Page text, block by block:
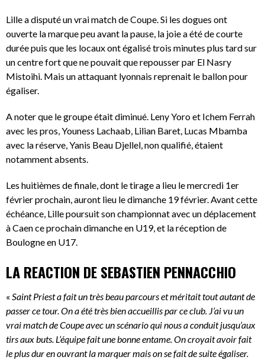
Lille a disputé un vrai match de Coupe. Si les dogues ont
ouverte la marque peu avant la pause, la joie a été de courte
durée puis que les locaux ont égalisé trois minutes plus tard sur
un centre fort que ne pouvait que repousser par El Nasry
Mistoihi. Mais un attaquant lyonnais reprenait le ballon pour
égaliser.
A noter que le groupe était diminué. Leny Yoro et Ichem Ferrah
avec les pros, Youness Lachaab, Lilian Baret, Lucas Mbamba
avec la réserve, Yanis Beau Djellel, non qualifié, étaient
notamment absents.
Les huitièmes de finale, dont le tirage a lieu le mercredi 1er
février prochain, auront lieu le dimanche 19 février. Avant cette
échéance, Lille poursuit son championnat avec un déplacement
à Caen ce prochain dimanche en U19, et la réception de
Boulogne en U17.
LA REACTION DE SEBASTIEN PENNACCHIO
« Saint Priest a fait un très beau parcours et méritait tout autant de
passer ce tour. On a été très bien accueillis par ce club. J’ai vu un
vrai match de Coupe avec un scénario qui nous a conduit jusqu’aux
tirs aux buts. L’équipe fait une bonne entame. On croyait avoir fait
le plus dur en ouvrant la marquer mais on se fait de suite égaliser.